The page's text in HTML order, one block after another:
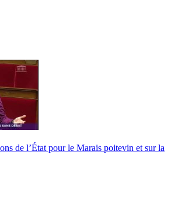
de l’État pour le Marais poitevin et sur la